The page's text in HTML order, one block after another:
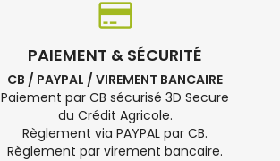
PAIEMENT & SÉCURITÉ
CB / PAYPAL / VIREMENT BANCAIRE
Paiement par CB sécurisé 3D Secure
du Crédit Agricole.
Règlement via PAYPAL par CB.
Règlement par virement bancaire.